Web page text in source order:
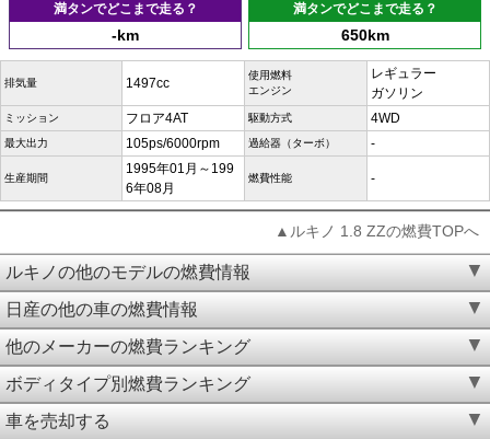
満タンでどこまで走る？
-km
満タンでどこまで走る？
650km
排気量 1497cc
使用燃料
エンジン
レギュラー
ガソリン
ミッション フロア4AT 駆動方式 4WD
最大出力 105ps/6000rpm 過給器（ターボ） -
生産期間
1995年01月～199
6年08月
燃費性能 -
▲ルキノ 1.8 ZZの燃費TOPへ
ルキノの他のモデルの燃費情報
日産の他の車の燃費情報
他のメーカーの燃費ランキング
ボディタイプ別燃費ランキング
車を売却する